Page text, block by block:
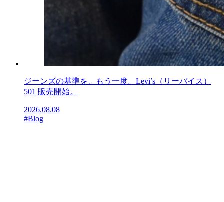
ジーンズの基準を、もう一度。Levi’s（リーバイス）
501 販売開始。
2026.08.08
#Blog